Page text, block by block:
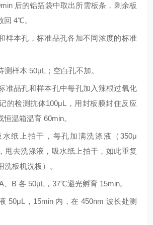
后的铝箔袋中取出所需板条，剩余板
回 4℃。
样本孔，标准品孔各加不同浓度的标准
测样本 50μL ；空白孔不加。
准品孔和样本孔中每孔加入辣根过氧化
的检测抗体100μL
，用封板膜封住反应
恒温箱温育 60min。
水纸上拍干，每孔加满洗涤液（350μ
甩去洗涤液，吸水纸上拍干，如此重复
洗板机洗板）。
B 各 50μL ， 37℃避光孵育 15min。
50μL ， 15min 内，在 450nm 波长处测